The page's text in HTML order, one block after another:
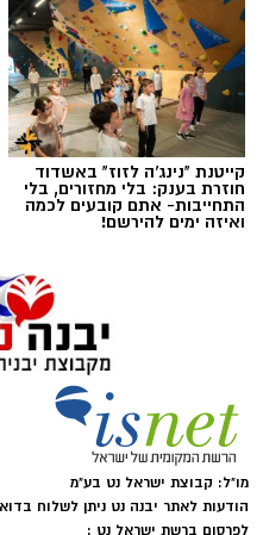
תושבות ותושבי יבנה
שמבטיחה חוויה
עם מיטב היצירה
המוזיקה, המחול והקולנוע.
ראש העיר, רועי גבאי
כי "מדובר ברפרטואר
על הקהל המקומי,
קייטנת "נינג'ה לזוז" באשדוד
חוזרת בענק: בלי מחזורים, בלי
התחייבות- אתם קובעים לכמה
ואיזה ימים להירשם!
מו"ל: קבוצת ישראל נט בע"מ
הודעות לאתר יבנה נט ניתן לשלוח
לפרסום ברשת ישראל נט :